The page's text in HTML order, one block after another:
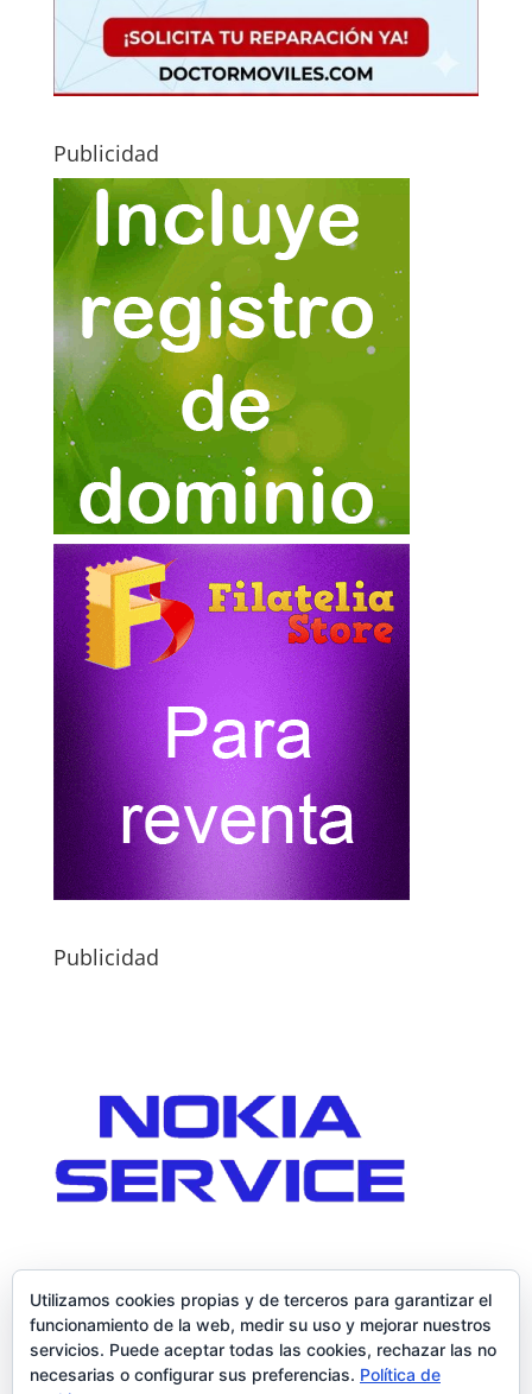
Publicidad
Publicidad
Utilizamos cookies propias y de terceros para garantizar el
funcionamiento de la web, medir su uso y mejorar nuestros
servicios. Puede aceptar todas las cookies, rechazar las no
necesarias o configurar sus preferencias. Política de